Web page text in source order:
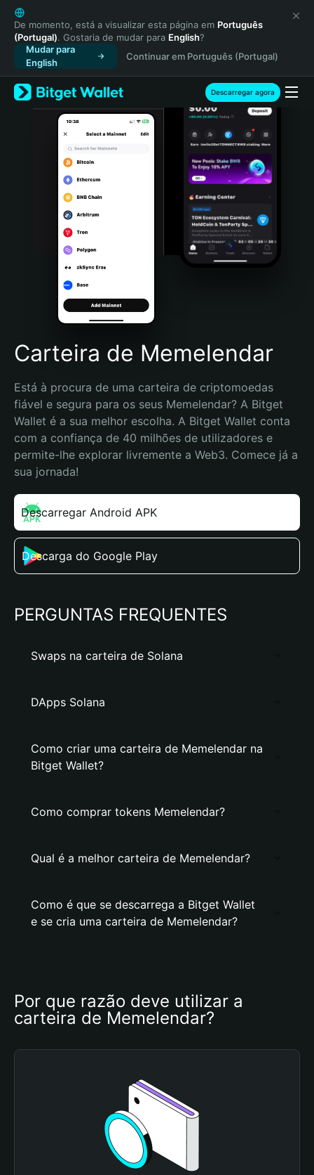
English
日本語
Tiếng Việt
Русский
Español (Latinoamérica)
Türkçe
Italiano
Português (Portugal)
Bahasa Indonesia
Português (Brasil)
Español (Argentina)
De momento, está a visualizar esta página em Português
(Portugal). Gostaria de mudar para English?
Mudar para
English
Continuar em Português (Portugal)
Descarregar agora
Carteira de Memelendar
Está à procura de uma carteira de criptomoedas
fiável e segura para os seus Memelendar? A Bitget
Wallet é a sua melhor escolha. A Bitget Wallet conta
com a confiança de 40 milhões de utilizadores e
permite-lhe explorar livremente a Web3. Comece já a
sua jornada!
Descarregar Android APK
Descarga do Google Play
PERGUNTAS FREQUENTES
Swaps na carteira de Solana
DApps Solana
Como criar uma carteira de Memelendar na
Bitget Wallet?
Como comprar tokens Memelendar?
Qual é a melhor carteira de Memelendar?
Como é que se descarrega a Bitget Wallet
e se cria uma carteira de Memelendar?
Por que razão deve utilizar a
carteira de Memelendar?